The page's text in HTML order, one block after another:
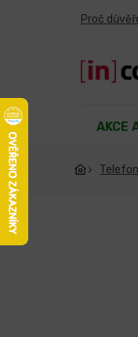
Proč
AKCE